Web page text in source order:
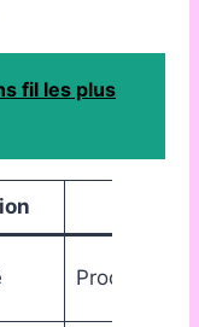
fil les plus
Production